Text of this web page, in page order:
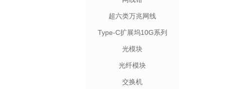
超六类万兆网线
Type-C扩展坞10G系列
光模块
光纤模块
交换机